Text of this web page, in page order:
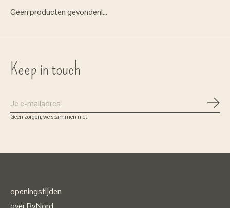
Geen producten gevonden!...
Keep in touch
Geen zorgen, we spammen niet
openingstijden